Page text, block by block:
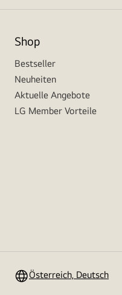
Shop
Bestseller
Neuheiten
Aktuelle Angebote
LG Member Vorteile
Österreich, Deutsch